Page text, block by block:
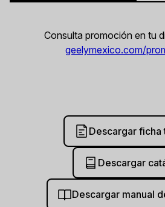
Consulta promoción en tu
geelymexico.com/
Descargar ficha
Descargar
Descargar manual